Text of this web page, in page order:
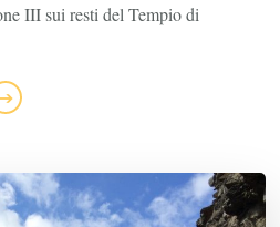
III sui resti del Tempio di